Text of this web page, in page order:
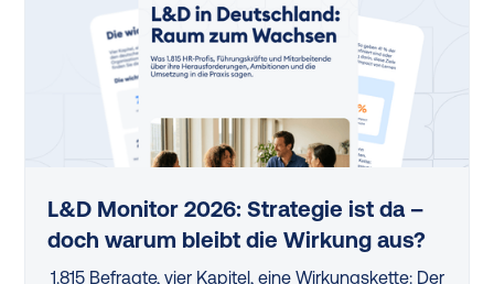
L&D Monitor 2026: Strategie ist da –
doch warum bleibt die Wirkung aus?
1.815 Befragte, vier Kapitel, eine Wirkungskette: Der